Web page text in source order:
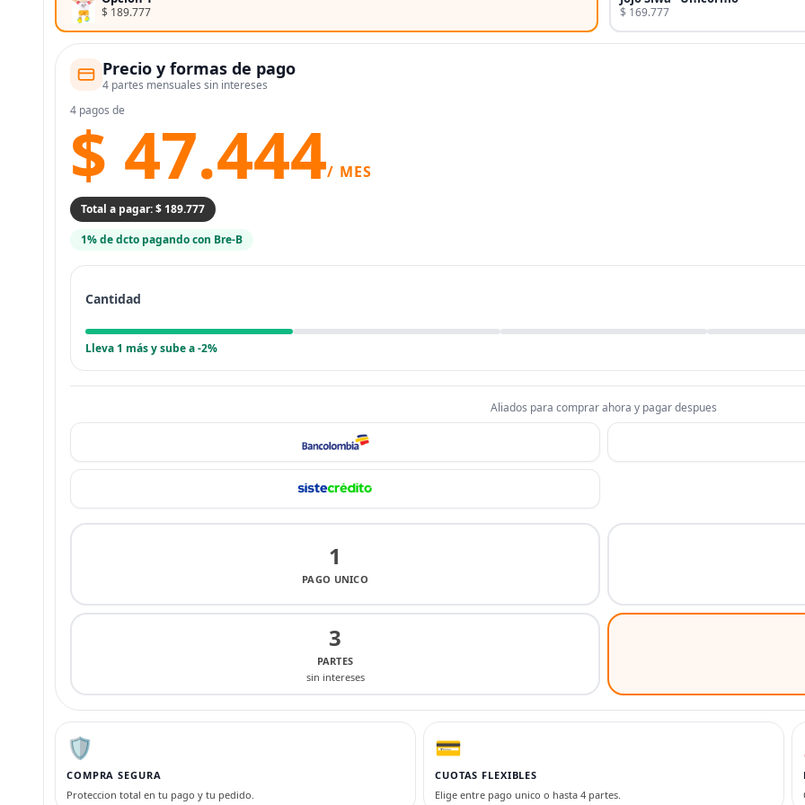
$ 189.777 $ 169.777
Precio y formas de pago
4 partes mensuales sin intereses
4 pagos de
$ 47.444/ MES
Total a pagar: $ 189.777
1% de dcto pagando con Bre-B
Cantidad
Lleva 1 más y sube a -2%
Aliados para comprar ahora y pagar despues
1
PAGO UNICO
3
PARTES
sin intereses
🛡️
COMPRA SEGURA
Proteccion total en tu pago y tu pedido.
💳
CUOTAS FLEXIBLES
Elige entre pago unico o hasta 4 partes.